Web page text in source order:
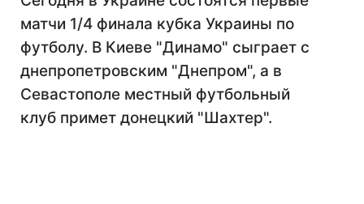
матчи 1/4 финала кубка Украины по
футболу. В Киеве "Динамо" сыграет с
днепропетровским "Днепром", а в
Севастополе местный футбольный
клуб примет донецкий "Шахтер".